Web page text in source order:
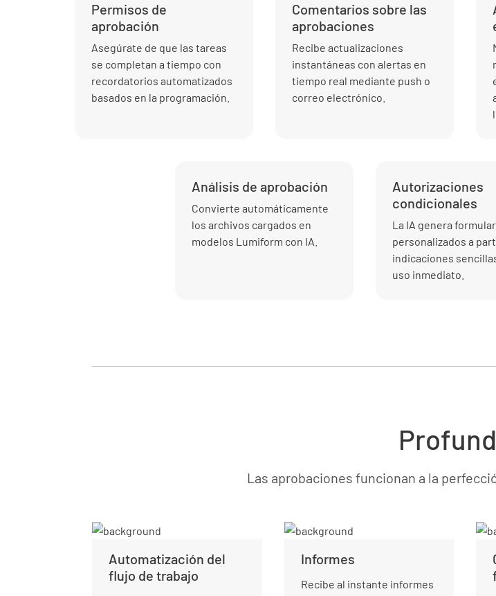
Permisos de
aprobación
Asegúrate de que las tareas
se completan a tiempo con
recordatorios automatizados
basados en la programación.
Comentarios sobre las
aprobaciones
Recibe actualizaciones
instantáneas con alertas en
tiempo real mediante push o
correo electrónico.
Análisis de aprobación
Convierte automáticamente
los archivos cargados en
modelos Lumiform con IA.
Autorizaciones
condicionales
La IA genera
personalizados a
indicaciones
uso inmediato.
Las aprobaciones funcionan a la
Automatización del
flujo de trabajo
Informes
Recibe al instante informes